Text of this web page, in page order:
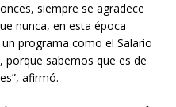
siempre se agradece
nunca, en esta época
programa como el Salario
sabemos que es de
afirmó.